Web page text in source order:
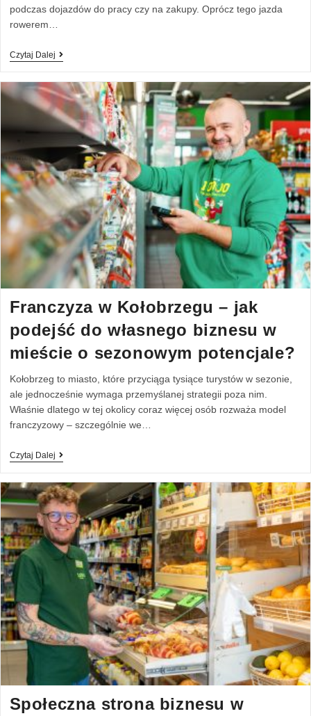
podczas dojazdów do pracy czy na zakupy. Oprócz tego jazda
rowerem…
Czytaj Dalej
Franczyza w Kołobrzegu – jak
podejść do własnego biznesu w
mieście o sezonowym potencjale?
Kołobrzeg to miasto, które przyciąga tysiące turystów w sezonie,
ale jednocześnie wymaga przemyślanej strategii poza nim.
Właśnie dlatego w tej okolicy coraz więcej osób rozważa model
franczyzowy – szczególnie we…
Czytaj Dalej
Społeczna strona biznesu w